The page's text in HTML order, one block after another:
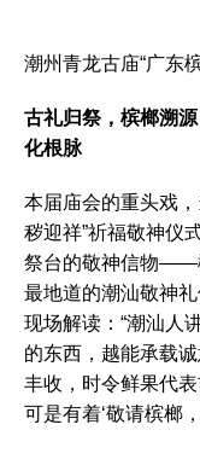
潮州青龙古庙“广东
古礼归祭，槟榔溯
化根脉
本届庙会的重头戏
秽迎祥”祈福敬神仪
祭台的敬神信物——
最地道的潮汕敬神
现场解读：“潮汕人
的东西，越能承载
丰收，时令鲜果代
可是有着‘敬请槟榔